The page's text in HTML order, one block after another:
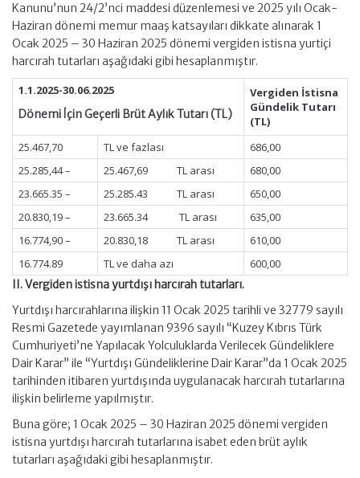
Kanunu’nun 24/2’nci maddesi düzenlemesi ve 2025 yılı Ocak-
Haziran dönemi memur maaş katsayıları dikkate alınarak 1
Ocak 2025 – 30 Haziran 2025 dönemi vergiden istisna yurtiçi
harcırah tutarları aşağıdaki gibi hesaplanmıştır.
1.1.2025-30.06.2025
Dönemi İçin Geçerli Brüt Aylık Tutarı (TL)
Vergiden İstisna
Gündelik Tutarı
(TL)
25.467,70
TL ve fazlası
686,00
25.285,44 –
25.467,69 TL arası
680,00
23.665.35 –
25.285.43 TL arası
650,00
20.830,19 –
23.665.34 TL arası
635,00
16.774,90 –
20.830,18 TL arası
610,00
16.774.89
TL ve daha azı
600,00
II. Vergiden istisna yurtdışı harcırah tutarları.
Yurtdışı harcırahlarına ilişkin 11 Ocak 2025 tarihli ve 32779 sayılı
Resmi Gazetede yayımlanan 9396 sayılı “Kuzey Kıbrıs Türk
Cumhuriyeti’ne Yapılacak Yolculuklarda Verilecek Gündeliklere
Dair Karar” ile “Yurtdışı Gündeliklerine Dair Karar”da 1 Ocak 2025
tarihinden itibaren yurtdışında uygulanacak harcırah tutarlarına
ilişkin belirleme yapılmıştır.
Buna göre; 1 Ocak 2025 – 30 Haziran 2025 dönemi vergiden
istisna yurtdışı harcırah tutarlarına isabet eden brüt aylık
tutarları aşağıdaki gibi hesaplanmıştır.